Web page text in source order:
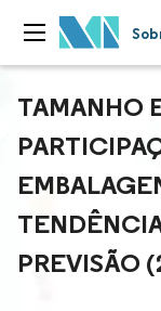
TAMANHO
PREVISÃO